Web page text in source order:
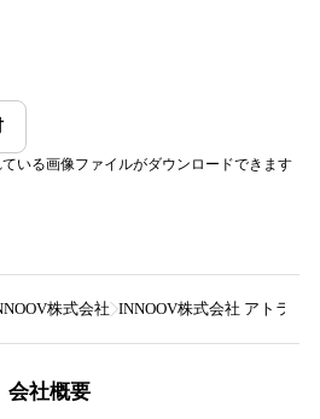
いる画像ファイルがダウンロードできます
株式会社 INNOOV株式会社 アトラシ
会社概要